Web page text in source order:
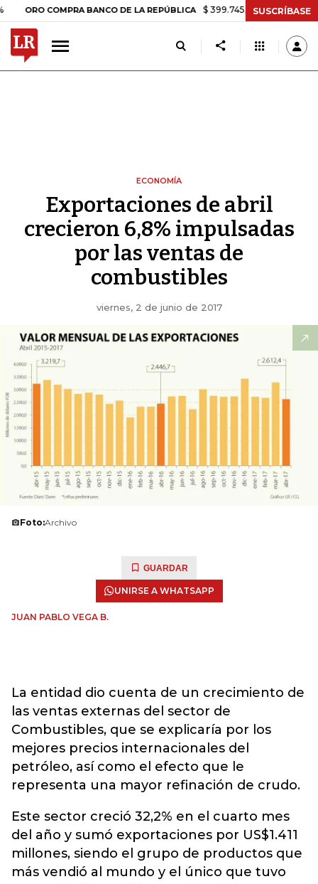
COMPRA BANCO DE LA REPÚBLICA $ 399.745,16 +$ 2.295,71 +0,58%
SUSCRÍBASE
ECONOMÍA
Exportaciones de abril
crecieron 6,8% impulsadas
por las ventas de
combustibles
viernes, 2 de junio de 2017
Foto:Archivo
GUARDAR
UNIRSE A WHATSAPP
JUAN PABLO VEGA B.
La entidad dio cuenta de un crecimiento de
las ventas externas del sector de
Combustibles, que se explicaría por los
mejores precios internacionales del
petróleo, así como el efecto que le
representa una mayor refinación de crudo.
Este sector creció 32,2% en el cuarto mes
del año y sumó exportaciones por US$1.411
millones, siendo el grupo de productos que
más vendió al mundo y el único que tuvo